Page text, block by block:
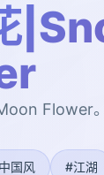
Flower
国风 #江湖